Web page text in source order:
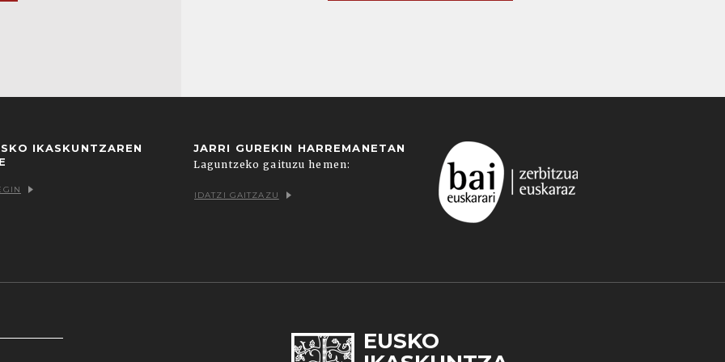
IKASKUNTZAREN
JARRI GUREKIN HARREMANETAN
Laguntzeko gaituzu hemen:
IDATZI GAITZAZU
EUSKO